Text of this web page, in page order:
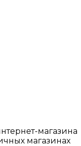
магазина
магазинах